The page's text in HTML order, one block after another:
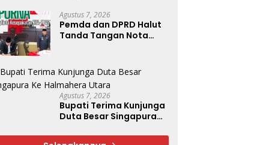
Agustus 7, 2026
Pemda dan DPRD Halut
Tanda Tangan Nota
Agustus 7, 2026
Bupati Terima Kunjunga
Duta Besar Singapura